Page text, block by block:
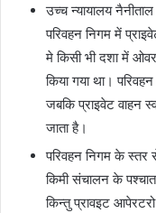
उच्च न्यायालय
परिवहन निगम में
मे किसी भी दशा में
किया गया था।
जबकि प्राइवेट वाहन
जाता है।
परिवहन निगम के स्तर
किमी संचालन के पश्चात
किन्तु प्रावइट आपेरटरो